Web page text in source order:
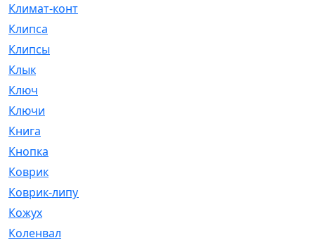
Климат-контроль
Клипса
Клипсы
Клык
Ключ
Ключи
Книга
Кнопка
Коврик
Коврик-липучка
Кожух
Коленвал